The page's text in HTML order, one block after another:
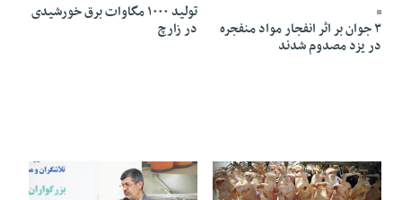
٣ جوان بر اثر انفجار مواد منفجره
در یزد مصدوم شدند
تولید ۱۰۰۰ مگاوات برق خورشیدی
در زارچ